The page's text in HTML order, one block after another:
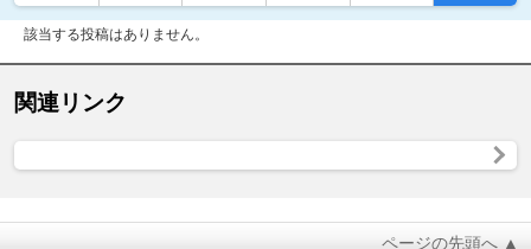
該当する投稿はありません。
関連リンク
ページの先頭へ ▲